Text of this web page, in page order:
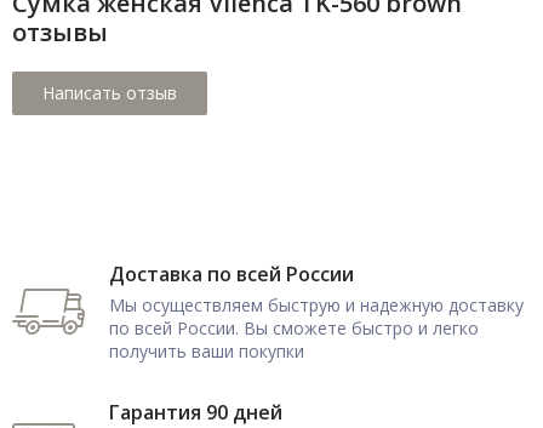
отзывы
Доставка по всей России
Мы осуществляем быструю и надежную доставку
по всей России. Вы сможете быстро и легко
получить ваши покупки
Гарантия 90 дней